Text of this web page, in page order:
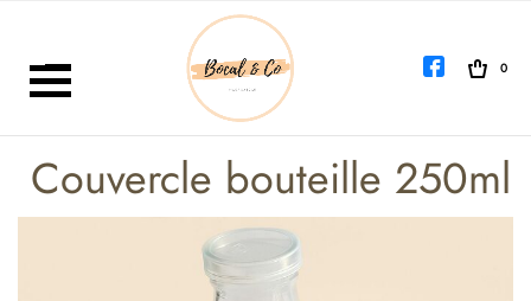
PETIT BOCAL TRANSPARENT
GRAND BOCAL EN VERRE
0
Couvercle bouteille 250ml